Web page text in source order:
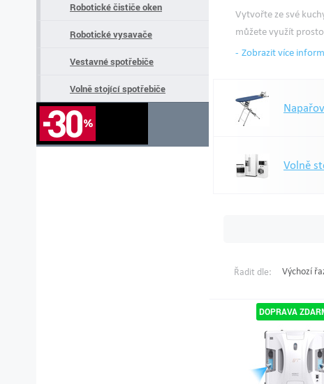
Robotické čističe oken
Robotické vysavače
Vestavné spotřebiče
Volně stojící spotřebiče
Vytvořte ze své
můžete využít
Zobrazit více
Volně
Řadit dle: Výchozí